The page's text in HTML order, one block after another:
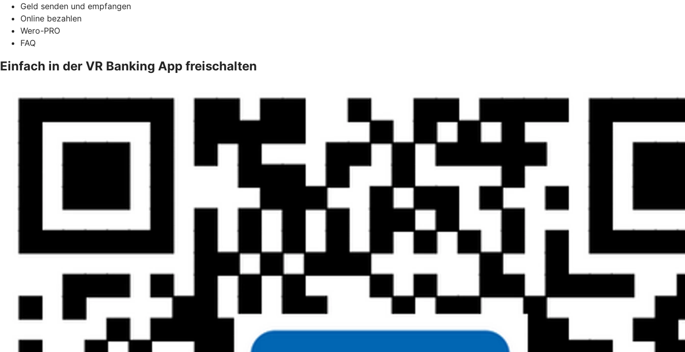
Geld senden und empfangen
Online bezahlen
Wero-PRO
FAQ
Einfach in der VR Banking App freischalten